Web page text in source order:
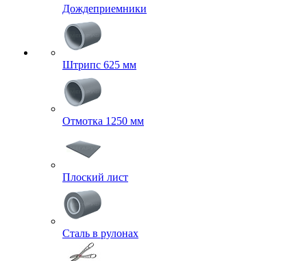
Дождеприемники
Штрипс 625 мм
Отмотка 1250 мм
Плоский лист
Сталь в рулонах